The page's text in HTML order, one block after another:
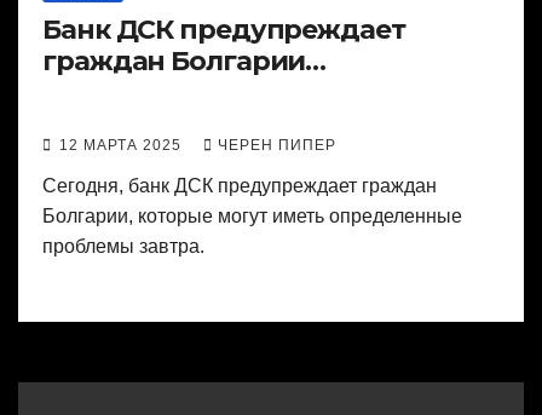
Банк ДСК предупреждает
граждан Болгарии…
12 МАРТА 2025 ЧЕРЕН ПИПЕР
Сегодня, банк ДСК предупреждает граждан
Болгарии, которые могут иметь определенные
проблемы завтра.